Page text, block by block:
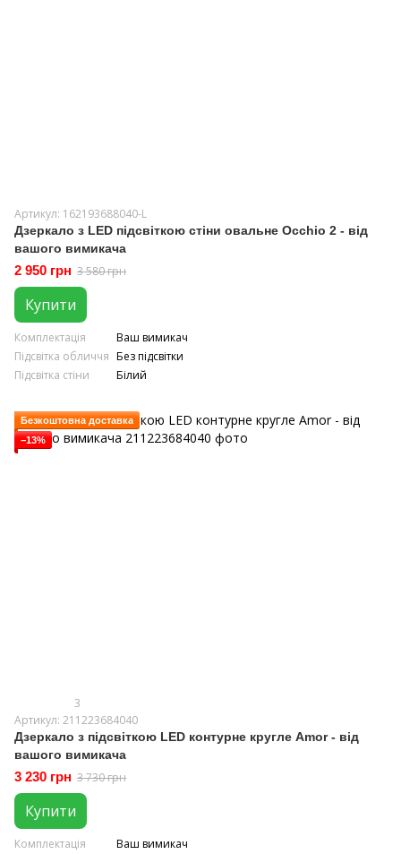
Артикул: 162193688040-L
Дзеркало з LED підсвіткою стіни овальне Occhio 2 - від
вашого вимикача
2 950 грн 3 580 грн
Купити
Комплектація
Ваш вимикач
Підсвітка обличчя Без підсвітки
Підсвітка стіни
Білий
Безкоштовна доставка
−13%
3
Артикул: 211223684040
Дзеркало з підсвіткою LED контурне кругле Amor - від
вашого вимикача
3 230 грн 3 730 грн
Купити
Комплектація
Ваш вимикач